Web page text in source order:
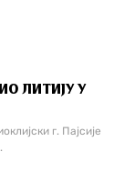
ЛИТИЈУ У
г. Пајсије